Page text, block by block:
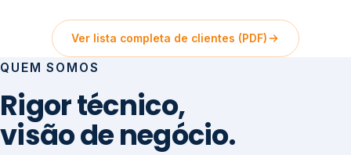
Ver lista completa de clientes (PDF)
QUEM SOMOS
Rigor técnico,
visão de negócio.